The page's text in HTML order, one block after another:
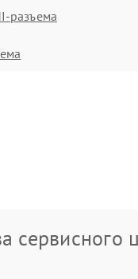
разъема
сервисного